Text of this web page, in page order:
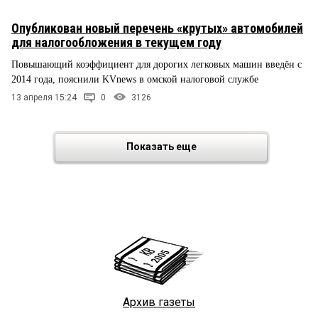
Опубликован новый перечень «крутых» автомобилей
для налогообложения в текущем году
Повышающий коэффициент для дорогих легковых машин введён с
2014 года, пояснили KVnews в омской налоговой службе
13 апреля 15:24 0 3126
Показать еще
Архив газеты